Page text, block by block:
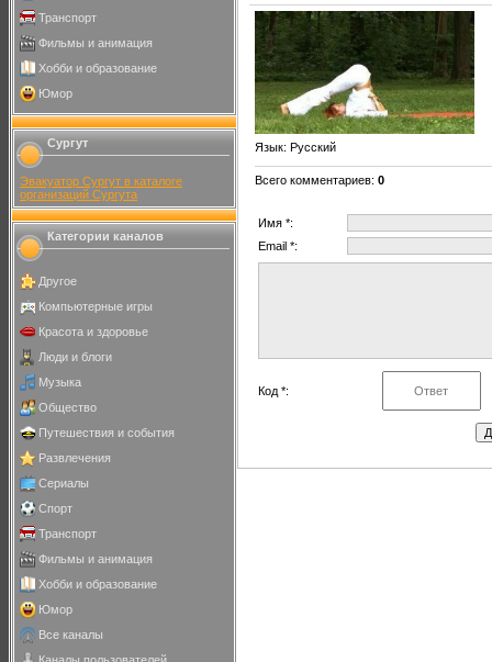
Транспорт
Фильмы и анимация
Хобби и образование
Юмор
Сургут
Эвакуатор Сургут в каталоге
организаций Сургута
Категории каналов
Другое
Компьютерные игры
Красота и здоровье
Люди и блоги
Музыка
Общество
Путешествия и события
Развлечения
Сериалы
Спорт
Транспорт
Фильмы и анимация
Хобби и образование
Юмор
Все каналы
Язык: Русский
Всего комментариев: 0
Имя *:
Email *:
Код *: